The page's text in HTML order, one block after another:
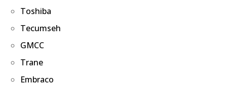
Toshiba
Tecumseh
GMCC
Trane
Embraco